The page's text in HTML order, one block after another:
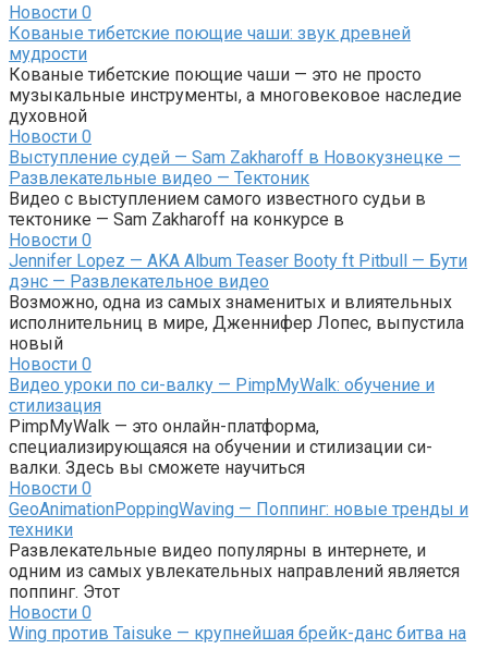
Новости 0
Кованые тибетские поющие чаши: звук древней
мудрости
Кованые тибетские поющие чаши — это не просто
музыкальные инструменты, а многовековое наследие
духовной
Новости 0
Выступление судей — Sam Zakharoff в Новокузнецке —
Развлекательные видео — Тектоник
Видео с выступлением самого известного судьи в
тектонике — Sam Zakharoff на конкурсе в
Новости 0
Jennifer Lopez — AKA Album Teaser Booty ft Pitbull — Бути
дэнс — Развлекательное видео
Возможно, одна из самых знаменитых и влиятельных
исполнительниц в мире, Дженнифер Лопес, выпустила
новый
Новости 0
Видео уроки по си-валку — PimpMyWalk: обучение и
стилизация
PimpMyWalk — это онлайн-платформа,
специализирующаяся на обучении и стилизации си-
валки. Здесь вы сможете научиться
Новости 0
GeoAnimationPoppingWaving — Поппинг: новые тренды и
техники
Развлекательные видео популярны в интернете, и
одним из самых увлекательных направлений является
поппинг. Этот
Новости 0
Wing против Taisuke — крупнейшая брейк-данс битва на